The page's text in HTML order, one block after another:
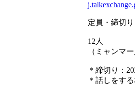
定員・締切り
12人
（ミャンマ
＊締切り：
＊話しをす